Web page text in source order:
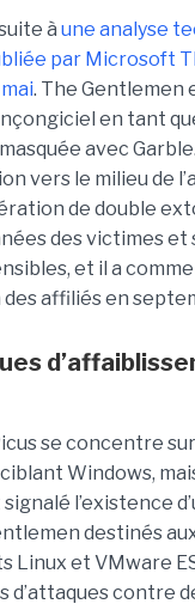
à une analyse
par Microsoft
. The Gentlemen
en tant
avec
vers le milieu de
de double
des victimes et
et il a
affiliés en
se concentre
Windows,
l’existence
destinés
Linux et VMware
d’attaques contre